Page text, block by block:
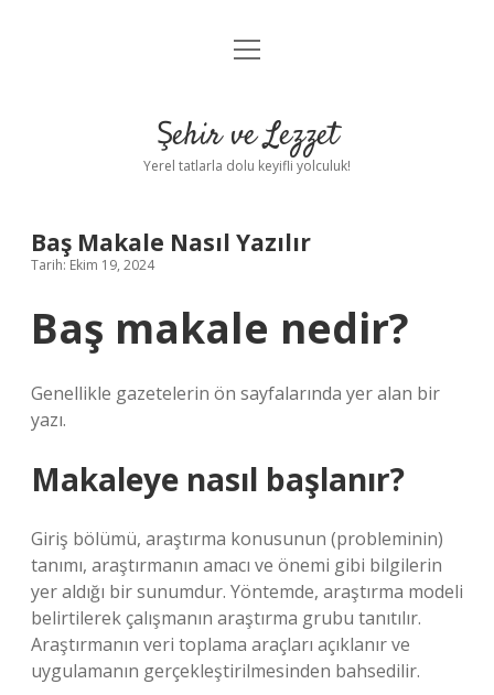
Anasayfa
Yasal Uyarı
menüyü
Şehir ve Lezzet
Yerel tatlarla dolu keyifli yolculuk!
Baş Makale Nasıl Yazılır
Tarih: Ekim 19, 2024
Baş makale nedir?
Genellikle gazetelerin ön sayfalarında yer alan bir
yazı.
Makaleye nasıl başlanır?
Giriş bölümü, araştırma konusunun (probleminin)
tanımı, araştırmanın amacı ve önemi gibi bilgilerin
yer aldığı bir sunumdur. Yöntemde, araştırma modeli
belirtilerek çalışmanın araştırma grubu tanıtılır.
Araştırmanın veri toplama araçları açıklanır ve
uygulamanın gerçekleştirilmesinden bahsedilir.